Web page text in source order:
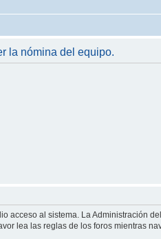
la nómina del equipo.
al sistema. La Administración
lea las reglas de los foros mientras